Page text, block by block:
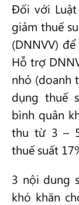
Đối với Luật
giảm thuế
(DNNVV)
Hỗ trợ
nhỏ (doanh
dụng thuế
bình quân
thu từ 3 –
thuế suất
3 nội dung
khó khăn